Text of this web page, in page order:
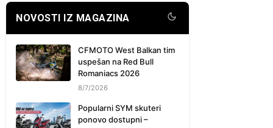
NOVOSTI IZ MAGAZINA
CFMOTO West Balkan tim
uspešan na Red Bull
Romaniacs 2026
8/7/2026
Popularni SYM skuteri
ponovo dostupni –